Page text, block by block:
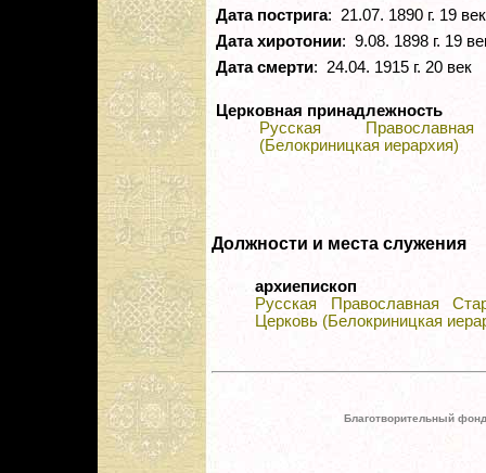
Дата пострига: 21.07. 1890 г. 19 век
Дата хиротонии: 9.08. 1898 г. 19
Дата смерти: 24.04. 1915 г. 20 век
Церковная принадлежность
Русская
(Белокриницкая иерархия)
Должности и места служения
архиепископ
Русская Православная
Церковь (Белокриницкая
Благотворительный